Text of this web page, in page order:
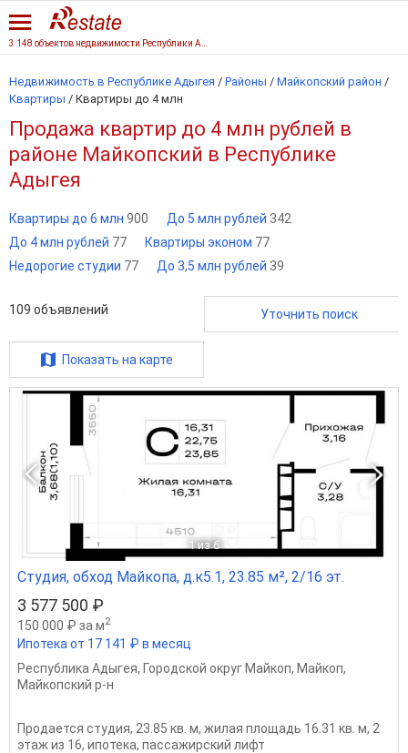
Недвижимость в Республике Адыгея / Районы / Майкопский район /
Квартиры / Квартиры до 4 млн
Продажа квартир до 4 млн рублей в
районе Майкопский в Республике
Адыгея
Квартиры до 6 млн 900 До 5 млн рублей 342
До 4 млн рублей 77 Квартиры эконом 77
Недорогие студии 77 До 3,5 млн рублей 39
109 объявлений Уточнить поиск
Показать на карте
1 из 6
Студия, обход Майкопа, д.к5.1, 23.85 м², 2/16 эт.
3 577 500 ₽
150 000 ₽ за м2
Ипотека от 17 141 ₽ в месяц
Республика Адыгея, Городской округ Майкоп, Майкоп,
Майкопский р-н
Продается студия, 23.85 кв. м, жилая площадь 16.31 кв. м, 2
этаж из 16, ипотека, пассажирский лифт